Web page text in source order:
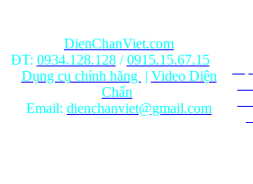
DienChanViet.com
ĐT: 0934.128.128/0915.15.67.15
Dụng cụ chính hãng | Video Diện
Chẩn
Email: dienchanviet@gmail.com